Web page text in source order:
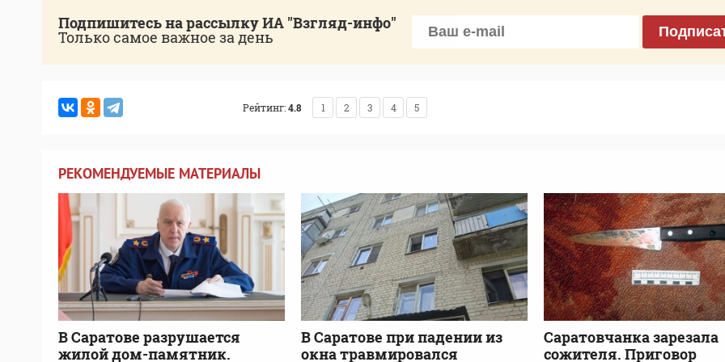
Подпишитесь на рассылку ИА "Взгляд-инфо"
Только самое важное за день
Рейтинг:4.8 1 2 3 4 5
РЕКОМЕНДУЕМЫЕ МАТЕРИАЛЫ
В Саратове разрушается
жилой дом-памятник.
В Саратове при падении из
окна травмировался
Саратовчанка зарезала
сожителя. Приговор